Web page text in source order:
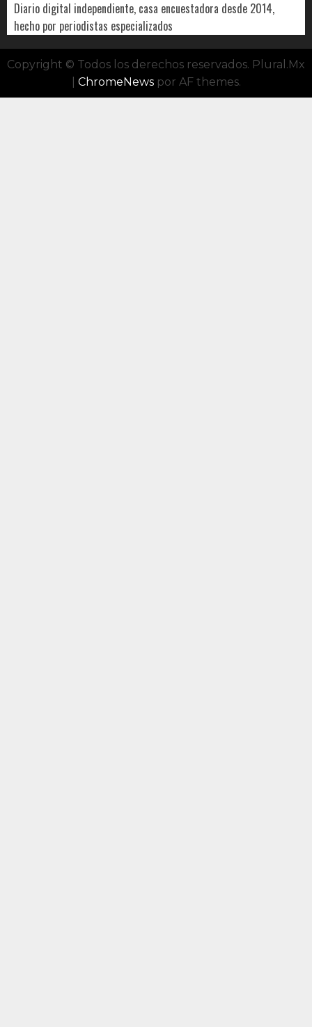
Diario digital independiente, casa encuestadora desde 2014,
hecho por periodistas especializados
Copyright © Todos los derechos reservados. Plural.Mx
ChromeNewspor AF themes.